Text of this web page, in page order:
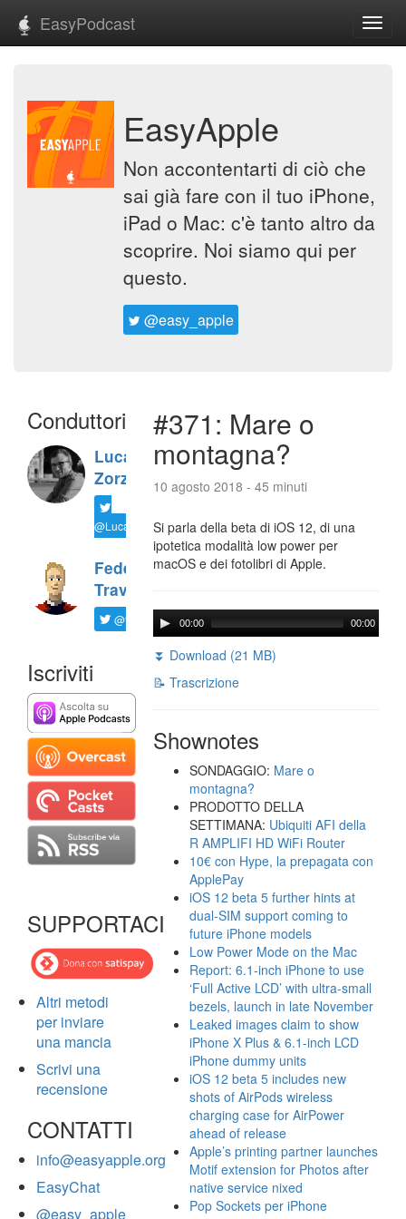
EasyPodcast
EasyApple
Non accontentarti di ciò che
sai già fare con il tuo iPhone,
iPad o Mac: c'è tanto altro da
scoprire. Noi siamo qui per
questo.
@easy_apple
Conduttori
Luca
Zorzi
@LucaTNT
Federico
Travaini
@ftrava
Iscriviti
SUPPORTACI
Altri metodi
per inviare
una mancia
Scrivi una
recensione
CONTATTI
info@easyapple.org
EasyChat
@easy_apple
#371: Mare o
montagna?
10 agosto 2018 - 45 minuti
Si parla della beta di iOS 12, di una
ipotetica modalità low power per
macOS e dei fotolibri di Apple.
00:00 00:00
⏬ Download (21 MB)
📝 Trascrizione
Shownotes
SONDAGGIO: Mare o
montagna?
PRODOTTO DELLA
SETTIMANA: Ubiquiti AFI della
R AMPLIFI HD WiFi Router
10€ con Hype, la prepagata con
ApplePay
iOS 12 beta 5 further hints at
dual-SIM support coming to
future iPhone models
Low Power Mode on the Mac
Report: 6.1-inch iPhone to use
‘Full Active LCD’ with ultra-small
bezels, launch in late November
Leaked images claim to show
iPhone X Plus & 6.1-inch LCD
iPhone dummy units
iOS 12 beta 5 includes new
shots of AirPods wireless
charging case for AirPower
ahead of release
Apple’s printing partner launches
Motif extension for Photos after
native service nixed
Pop Sockets per iPhone